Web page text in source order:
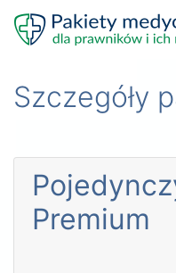
Szczegóły
Premium